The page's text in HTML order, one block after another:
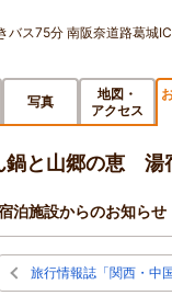
バス75分 南阪奈道路葛城
写真
地図・
アクセス
と山郷の恵
泊施設からのお知らせ
旅行情報誌「関西・中